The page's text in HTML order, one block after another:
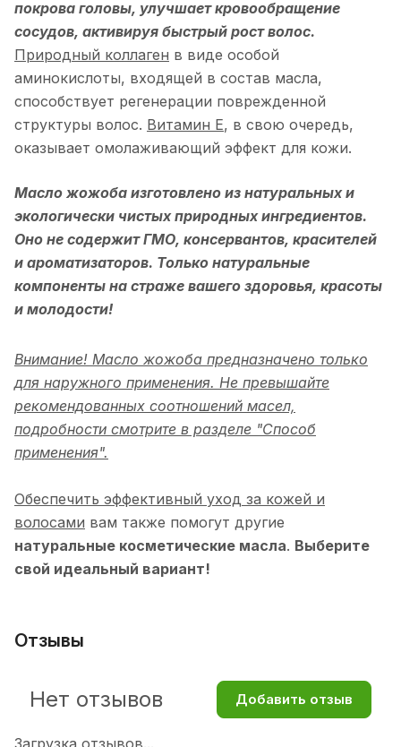
покрова головы, улучшает кровообращение
сосудов, активируя быстрый рост волос.
Природный коллаген в виде особой
аминокислоты, входящей в состав масла,
способствует регенерации поврежденной
структуры волос. Витамин Е, в свою очередь,
оказывает омолаживающий эффект для кожи.
Масло жожоба изготовлено из натуральных и
экологически чистых природных ингредиентов.
Оно не содержит ГМО, консервантов, красителей
и ароматизаторов. Только натуральные
компоненты на страже вашего здоровья, красоты
и молодости!
Внимание! Масло жожоба предназначено только
для наружного применения. Не превышайте
рекомендованных соотношений масел,
подробности смотрите в разделе "Способ
применения".
Обеспечить эффективный уход за кожей и
волосами вам также помогут другие
натуральные косметические масла. Выберите
свой идеальный вариант!
Отзывы
Загрузка отзывов...
Нет отзывов Добавить отзыв